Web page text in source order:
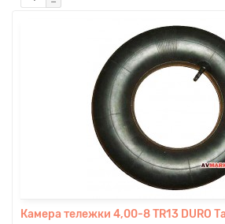
Камера тележки 4,00-8 TR13 DURO